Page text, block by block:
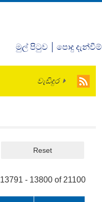
මුල් පිටුව පොදු දැන්වීම්
වැඩිදුර
Reset
13791 - 13800 of 21100